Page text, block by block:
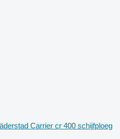
Carrier cr 400 schijfploeg